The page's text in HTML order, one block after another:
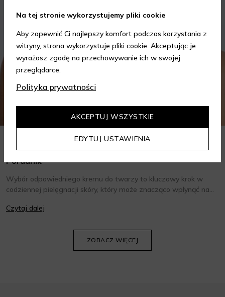
Jak wybrać krem do twarzy w zależności od potrzeb?
Poradnik
Wybór odpowiedniego kremu do twarzy to kluczowy krok w
codziennej pielęgnacji skóry, który może znacząco wpłynąć na
oraz wiedzieć, jak dopasować je do potrzeb własnej skóry.
Czytaj dalej
ZOBACZ WIĘCEJ
Na tej stronie wykorzystujemy pliki cookie
Aby zapewnić Ci najlepszy komfort podczas korzystania z
witryny, strona wykorzystuje pliki cookie. Akceptując je
wyrażasz zgodę na przechowywanie ich w swojej
przeglądarce.
Polityka prywatności
EDYTUJ USTAWIENIA
AKCEPTUJ WSZYSTKIE